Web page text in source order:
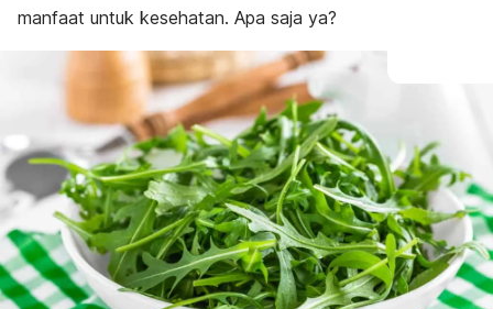
manfaat untuk kesehatan. Apa saja ya?